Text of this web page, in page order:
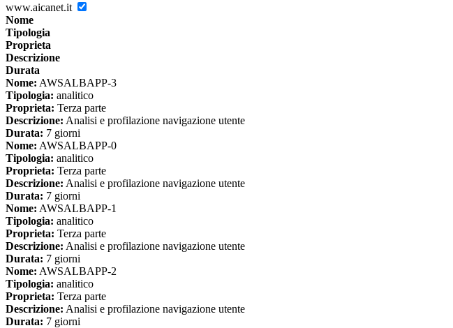
www.aicanet.it
Nome
Tipologia
Proprieta
Descrizione
Durata
Nome: AWSALBAPP-3
Tipologia: analitico
Proprieta: Terza parte
Descrizione: Analisi e profilazione navigazione utente
Durata: 7 giorni
Nome: AWSALBAPP-0
Tipologia: analitico
Proprieta: Terza parte
Descrizione: Analisi e profilazione navigazione utente
Durata: 7 giorni
Nome: AWSALBAPP-1
Tipologia: analitico
Proprieta: Terza parte
Descrizione: Analisi e profilazione navigazione utente
Durata: 7 giorni
Nome: AWSALBAPP-2
Tipologia: analitico
Proprieta: Terza parte
Descrizione: Analisi e profilazione navigazione utente
Durata: 7 giorni